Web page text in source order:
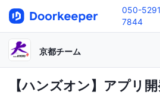
050-
7844
京都チーム
【ハンズオン】アプリ